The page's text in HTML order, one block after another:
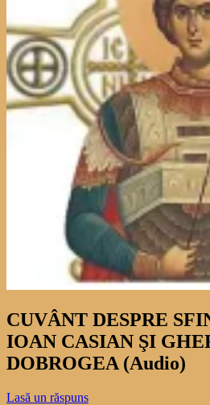
CUVÂNT DESPRE
IOAN CASIAN ŞI
DOBROGEA (Audio)
Lasă un răspuns